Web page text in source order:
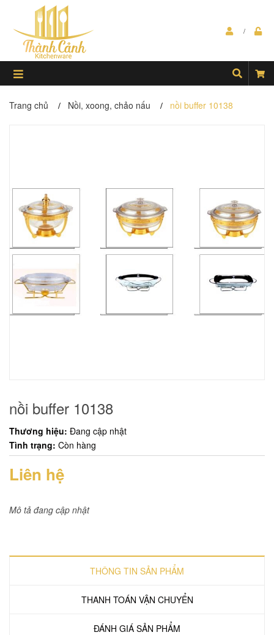
Trang chủ / Nồi, xoong, chảo nấu / nồi buffer 10138
nồi buffer 10138
Thương hiệu: Đang cập nhật
Tình trạng: Còn hàng
Liên hệ
Mô tả đang cập nhật
THÔNG TIN SẢN PHẨM
THANH TOÁN VẬN CHUYỂN
ĐÁNH GIÁ SẢN PHẨM